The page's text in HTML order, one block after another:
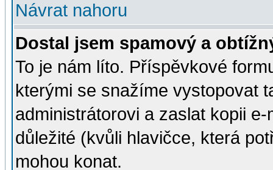
Návrat nahoru
Dostal jsem spamový a
To je nám líto. Příspěvkové
kterými se snažíme vystopovat
administrátorovi a zaslat kopii
důležité (kvůli hlavičce, která
mohou konat.